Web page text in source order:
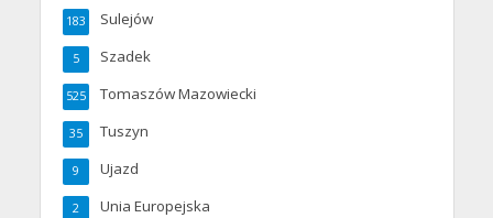
Sulejów
183
Szadek
5
Tomaszów Mazowiecki
525
Tuszyn
35
Ujazd
9
Unia Europejska
2